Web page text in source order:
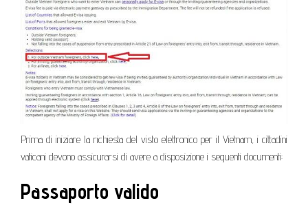
Prima di iniziare la richiesta del visto elettronico per il Vietnam, i cittadini
vaticani devono assicurarsi di avere a disposizione i seguenti documenti:
Passaporto valido